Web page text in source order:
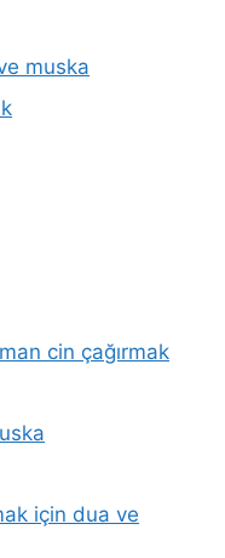
muska
cin çağırmak
için dua ve